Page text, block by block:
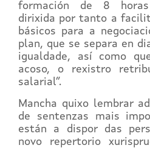
formación de 8
dirixida por tanto a
básicos para a
plan, que se separa en
igualdade, así como
acoso, o rexistro
salarial”.
Mancha quixo lembrar
de sentenzas mais
están a dispor das
novo repertorio